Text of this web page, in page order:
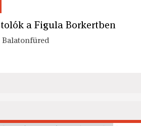
a Figula Borkertben